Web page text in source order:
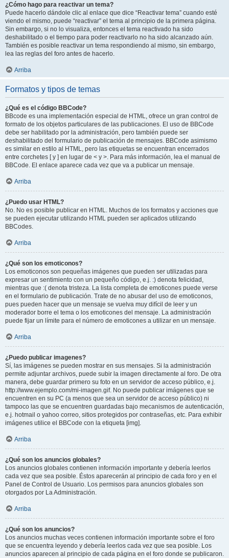
¿Cómo hago para reactivar un tema?
Puede hacerlo dándole clic al enlace que dice “Reactivar tema” cuando esté
viendo el mismo, puede “reactivar” el tema al principio de la primera página.
Sin embargo, si no lo visualiza, entonces el tema reactivado ha sido
deshabilitado o el tiempo para poder reactivarlo no ha sido alcanzado aún.
También es posible reactivar un tema respondiendo al mismo, sin embargo,
lea las reglas del foro antes de hacerlo.
Arriba
Formatos y tipos de temas
¿Qué es el código BBCode?
BBcode es una implementación especial de HTML, ofrece un gran control de
formato de los objetos particulares de las publicaciones. El uso de BBCode
debe ser habilitado por la administración, pero también puede ser
deshabilitado del formulario de publicación de mensajes. BBCode asimismo
es similar en estilo al HTML, pero las etiquetas se encuentran encerrados
entre corchetes [ y ] en lugar de < y >. Para más información, lea el manual de
BBCode. El enlace aparece cada vez que va a publicar un mensaje.
Arriba
¿Puedo usar HTML?
No. No es posible publicar en HTML. Muchos de los formatos y acciones que
se pueden ejecutar utilizando HTML pueden ser aplicados utilizando
BBCodes.
Arriba
¿Qué son los emoticonos?
Los emoticonos son pequeñas imágenes que pueden ser utilizadas para
expresar un sentimiento con un pequeño código, e.j. :) denota felicidad,
mientras que :( denota tristeza. La lista completa de emoticones puede verse
en el formulario de publicación. Trate de no abusar del uso de emoticonos,
pues pueden hacer que un mensaje se vuelva muy difícil de leer y un
moderador borre el tema o los emoticones del mensaje. La administración
puede fijar un límite para el número de emoticones a utilizar en un mensaje.
Arriba
¿Puedo publicar imagenes?
Sí, las imágenes se pueden mostrar en sus mensajes. Si la administración
permite adjuntar archivos, puede subir la imagen directamente al foro. De otra
manera, debe guardar primero su foto en un servidor de acceso público, e.j.
http://www.ejemplo.com/mi-imagen.gif. No puede publicar imágenes que se
encuentren en su PC (a menos que sea un servidor de acceso público) ni
tampoco las que se encuentren guardadas bajo mecanismos de autenticación,
e.j. hotmail o yahoo correo, sitios protegidos por contraseñas, etc. Para exhibir
imágenes utilice el BBCode con la etiqueta [img].
Arriba
¿Qué son los anuncios globales?
Los anuncios globales contienen información importante y debería leerlos
cada vez que sea posible. Éstos aparecerán al principio de cada foro y en el
Panel de Control de Usuario. Los permisos para anuncios globales son
otorgados por La Administración.
Arriba
¿Qué son los anuncios?
Los anuncios muchas veces contienen información importante sobre el foro
que se encuentra leyendo y debería leerlos cada vez que sea posible. Los
anuncios aparecen al principio de cada página en el foro donde se publicaron.